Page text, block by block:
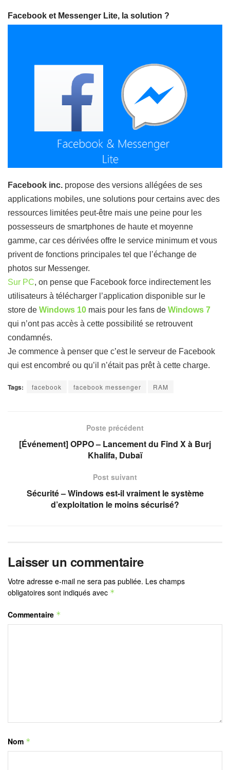
Facebook et Messenger Lite, la solution ?
Facebook inc. propose des versions allégées de ses
applications mobiles, une solutions pour certains avec des
ressources limitées peut-être mais une peine pour les
possesseurs de smartphones de haute et moyenne
gamme, car ces dérivées offre le service minimum et vous
privent de fonctions principales tel que l’échange de
photos sur Messenger.
Sur PC, on pense que Facebook force indirectement les
utilisateurs à télécharger l’application disponible sur le
store de Windows 10 mais pour les fans de Windows 7
qui n’ont pas accès à cette possibilité se retrouvent
condamnés.
Je commence à penser que c’est le serveur de Facebook
qui est encombré ou qu’il n’était pas prêt à cette charge.
Tags: facebook facebook messenger RAM
Poste précédent
[Événement] OPPO – Lancement du Find X à Burj
Khalifa, Dubaï
Post suivant
Sécurité – Windows est-il vraiment le système
d’exploitation le moins sécurisé?
Laisser un commentaire
Votre adresse e-mail ne sera pas publiée. Les champs
obligatoires sont indiqués avec *
Commentaire *
Nom *